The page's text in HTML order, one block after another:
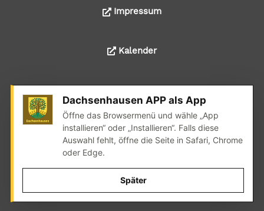
Impressum
Kalender
© 2024 Alle Rechte liegen bei der Ortsgemeinde
Dachsenhausen
Realisation: wedoyu.de
Dachsenhausen APP als App
Öffne das Browsermenü und wähle „App
installieren“ oder „Installieren“. Falls diese
Auswahl fehlt, öffne die Seite in Safari, Chrome
oder Edge.
Später